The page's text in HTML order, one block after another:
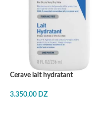
Cerave lait hydratant
3.350,00 DZ